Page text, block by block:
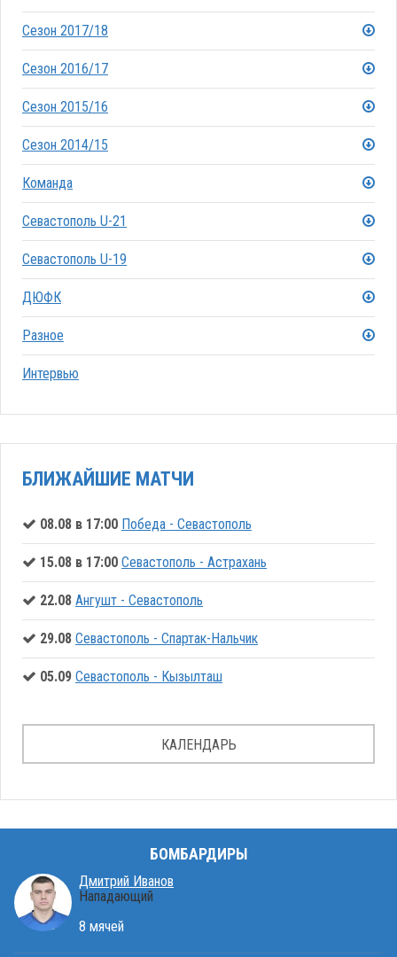
Сезон 2017/18
Сезон 2016/17
Сезон 2015/16
Сезон 2014/15
Команда
Севастополь U-21
Севастополь U-19
ДЮФК
Разное
Интервью
БЛИЖАЙШИЕ МАТЧИ
08.08 в 17:00 Победа - Севастополь
15.08 в 17:00 Севастополь - Астрахань
22.08 Ангушт - Севастополь
29.08 Севастополь - Спартак-Нальчик
05.09 Севастополь - Кызылташ
КАЛЕНДАРЬ
БОМБАРДИРЫ
Дмитрий Иванов
Нападающий
8 мячей